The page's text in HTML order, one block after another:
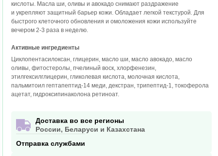
кислоты. Масла ши, оливы и авокадо снимают раздражение
и укрепляют защитный барьер кожи. Обладает легкой текстурой. Для
быстрого клеточного обновления и омоложения кожи используйте
вечером 2-3 раза в неделю.
Активные ингредиенты
Циклопентасилоксан, глицерин, масло ши, масло авокадо, масло
оливы, фитостеролы, пчелиный воск, хлорфенезин,
этилгексилглицерин, гликолевая кислота, молочная кислота,
пальмитоил гептапептид-14 меди, декстран, трипептид-1, токоферола
ацетат, гидроксипинаколона ретиноат.
Доставка во все регионы
России, Беларуси и Казахстана
Отправка службами